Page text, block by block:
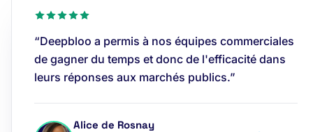
“Deepbloo a permis à nos équipes commerciales
de gagner du temps et donc de l'efficacité dans
leurs réponses aux marchés publics.”
Alice de Rosnay